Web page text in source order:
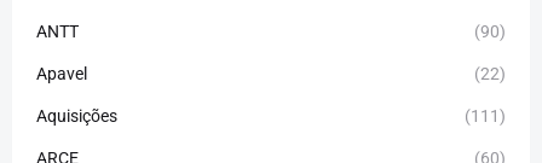
ANTT (90)
Apavel (22)
Aquisições (111)
ARCE (60)